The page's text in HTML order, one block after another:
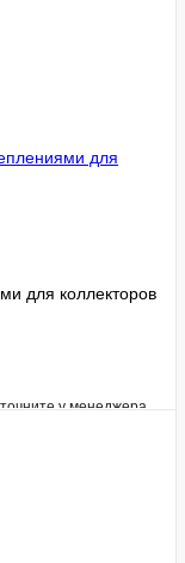
для коллекторов
у менеджера